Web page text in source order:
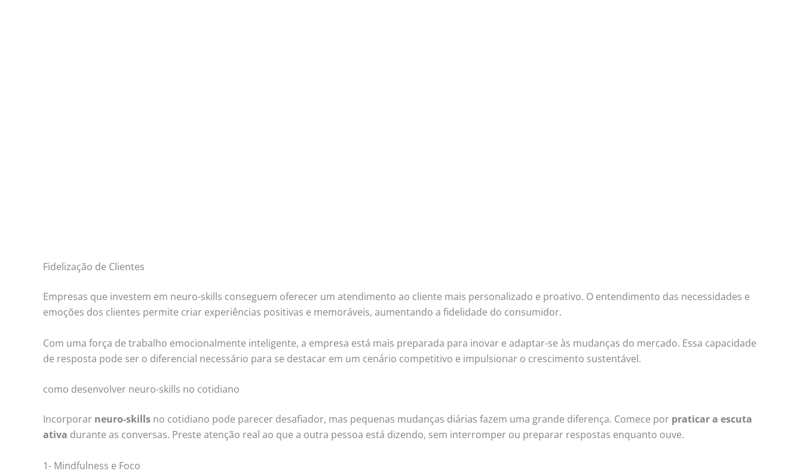
Fidelização de Clientes
Empresas que investem em neuro-skills conseguem oferecer um atendimento ao cliente mais personalizado e proativo. O entendimento das necessidades e
emoções dos clientes permite criar experiências positivas e memoráveis, aumentando a fidelidade do consumidor.
Com uma força de trabalho emocionalmente inteligente, a empresa está mais preparada para inovar e adaptar-se às mudanças do mercado. Essa capacidade
de resposta pode ser o diferencial necessário para se destacar em um cenário competitivo e impulsionar o crescimento sustentável.
como desenvolver neuro-skills no cotidiano
Incorporar neuro-skills no cotidiano pode parecer desafiador, mas pequenas mudanças diárias fazem uma grande diferença. Comece por praticar a escuta
ativa durante as conversas. Preste atenção real ao que a outra pessoa está dizendo, sem interromper ou preparar respostas enquanto ouve.
1- Mindfulness e Foco